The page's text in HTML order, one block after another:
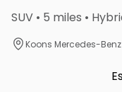
SUV • 5 miles •
Koons Mercedes-